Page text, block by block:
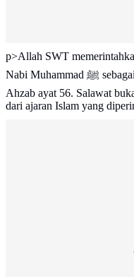
p>Allah SWT
Nabi Muhammad ﷺ sebagaimana tercantum dalam Surah Al-
Ahzab ayat 56. Salawat
dari ajaran Islam yang